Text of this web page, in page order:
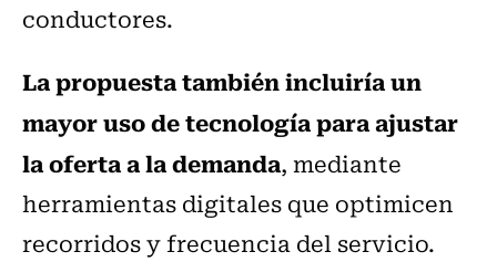
conductores.
La propuesta también incluiría un
mayor uso de tecnología para ajustar
la oferta a la demanda, mediante
herramientas digitales que optimicen
recorridos y frecuencia del servicio.